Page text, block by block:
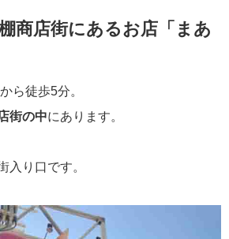
商店街にあるお店「まあ
ら徒歩5分。
街の中にあります。
入り口です。